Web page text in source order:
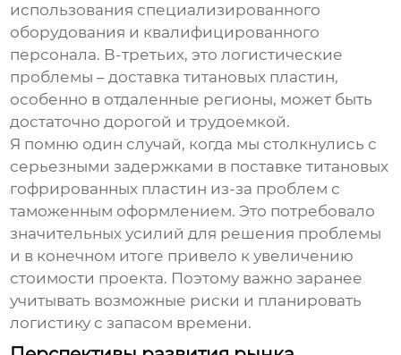
использования специализированного
оборудования и квалифицированного
персонала. В-третьих, это логистические
проблемы – доставка титановых пластин,
особенно в отдаленные регионы, может быть
достаточно дорогой и трудоемкой.
Я помню один случай, когда мы столкнулись с
серьезными задержками в поставкетитановых
гофрированных пластин из-за проблем с
таможенным оформлением. Это потребовало
значительных усилий для решения проблемы
и в конечном итоге привело к увеличению
стоимости проекта. Поэтому важно заранее
учитывать возможные риски и планировать
логистику с запасом времени.